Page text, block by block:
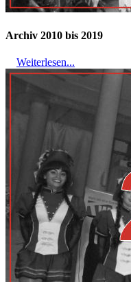
Archiv 2010 bis 2019
Weiterlesen...